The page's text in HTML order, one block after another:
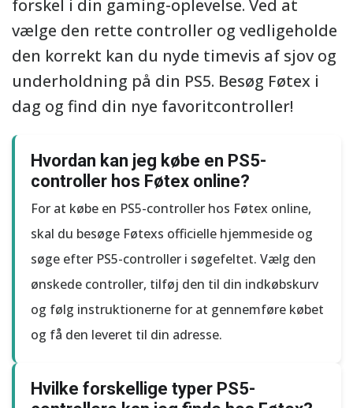
forskel i din gaming-oplevelse. Ved at
vælge den rette controller og vedligeholde
den korrekt kan du nyde timevis af sjov og
underholdning på din PS5. Besøg Føtex i
dag og find din nye favoritcontroller!
Hvordan kan jeg købe en PS5-
controller hos Føtex online?
For at købe en PS5-controller hos Føtex online,
skal du besøge Føtexs officielle hjemmeside og
søge efter PS5-controller i søgefeltet. Vælg den
ønskede controller, tilføj den til din indkøbskurv
og følg instruktionerne for at gennemføre købet
og få den leveret til din adresse.
Hvilke forskellige typer PS5-